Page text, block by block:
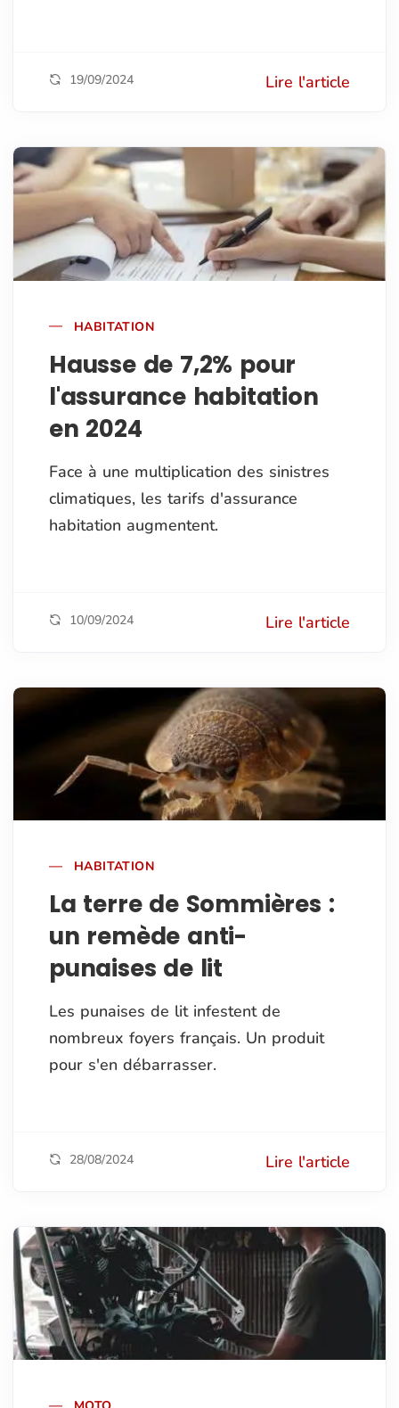
19/09/2024 Lire l'article
HABITATION
Hausse de 7,2% pour
l'assurance habitation
en 2024
Face à une multiplication des sinistres
climatiques, les tarifs d'assurance
habitation augmentent.
10/09/2024 Lire l'article
HABITATION
La terre de Sommières :
un remède anti-
punaises de lit
Les punaises de lit infestent de
nombreux foyers français. Un produit
pour s'en débarrasser.
28/08/2024 Lire l'article